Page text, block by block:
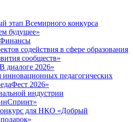
этап Всемирного конкурса
будущее»
содействия в сфере образования
сообществ»
диалоге 2026»
инновационных педагогических
2026»
индустрии
для НКО «Добрый